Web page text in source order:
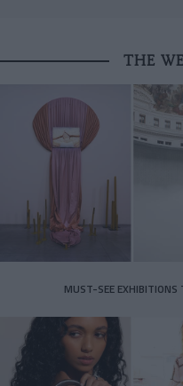
THE
MUST-SEE